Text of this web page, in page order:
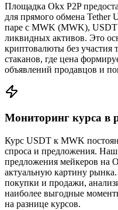
Площадка Okx P2P
для прямого обмена Tether
паре с MWK (MWK), USDT
ликвидных активов. Это
криптовалюты без
стаканов, где цена
объявлений продавцов и
Мониторинг курса в
Курс USDT к MWK
спроса и предложения.
предложения мейкеров на
актуальную картину
покупки и продажи,
наиболее выгодные
на разнице курсов.